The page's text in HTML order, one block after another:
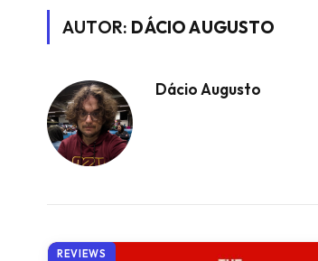
AUTOR: DÁCIO AUGUSTO
Dácio Augusto
REVIEWS